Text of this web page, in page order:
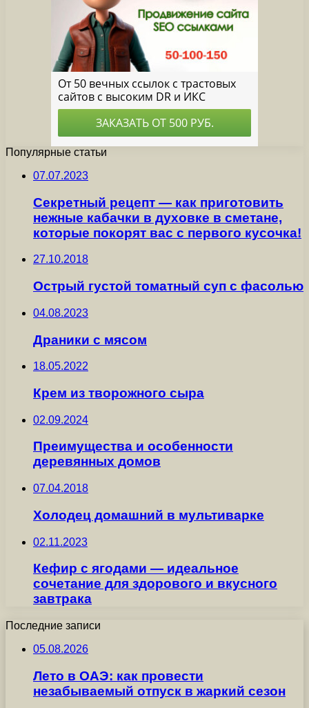
Популярные статьи
07.07.2023
Секретный рецепт — как приготовить
нежные кабачки в духовке в сметане,
которые покорят вас с первого кусочка!
27.10.2018
Острый густой томатный суп с фасолью
04.08.2023
Драники с мясом
18.05.2022
Крем из творожного сыра
02.09.2024
Преимущества и особенности
деревянных домов
07.04.2018
Холодец домашний в мультиварке
02.11.2023
Кефир с ягодами — идеальное
сочетание для здорового и вкусного
завтрака
Последние записи
05.08.2026
Лето в ОАЭ: как провести
незабываемый отпуск в жаркий сезон